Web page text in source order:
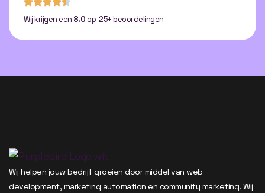
Wij krijgen een 8.0 op 25+ beoordelingen
Wij helpen jouw bedrijf groeien door middel van web
development, marketing automation en community marketing. Wij